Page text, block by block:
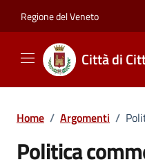
Regione del Veneto
Città di
Home / Argomenti /
Politica